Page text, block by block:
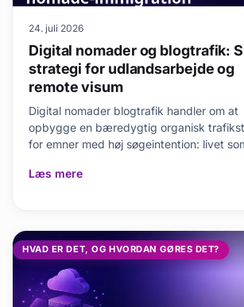
24. juli 2026
Digital nomader og blogtrafik:
strategi for udlandsarbejde og
remote visum
Digital nomader blogtrafik handler om at
opbygge en bæredygtig organisk
for emner med høj søgeintention: livet
Læs mere
HVAD ER DET, OG HVORDAN GØRES DET?